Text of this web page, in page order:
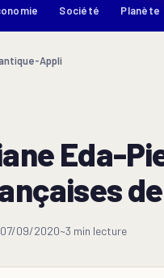
Société Planète
Appli
Eda-
de
07/09/2020~3 min lecture